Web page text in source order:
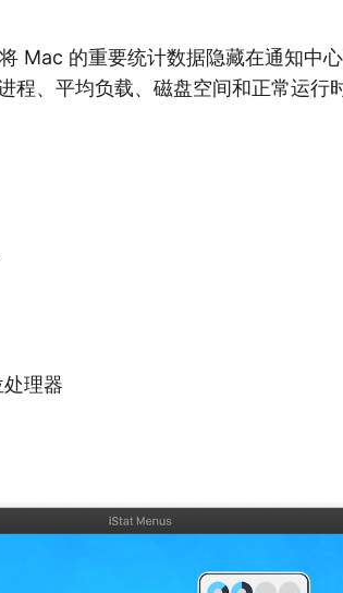
Mac 的重要统计数据隐藏在通知中
程、平均负载、磁盘空间和正常运行
理器